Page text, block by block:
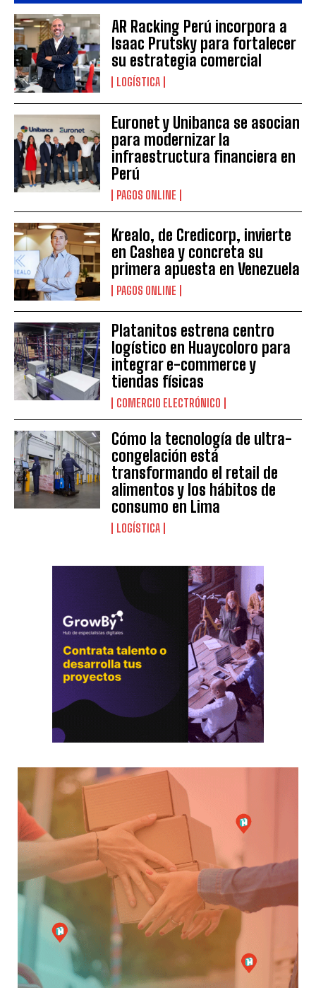
AR Racking Perú incorpora a
Isaac Prutsky para fortalecer
su estrategia comercial
LOGÍSTICA
Euronet y Unibanca se asocian
para modernizar la
infraestructura financiera en
Perú
PAGOS ONLINE
Krealo, de Credicorp, invierte
en Cashea y concreta su
primera apuesta en Venezuela
PAGOS ONLINE
Platanitos estrena centro
logístico en Huaycoloro para
integrar e-commerce y
tiendas físicas
COMERCIO ELECTRÓNICO
Cómo la tecnología de ultra-
congelación está
transformando el retail de
alimentos y los hábitos de
consumo en Lima
LOGÍSTICA